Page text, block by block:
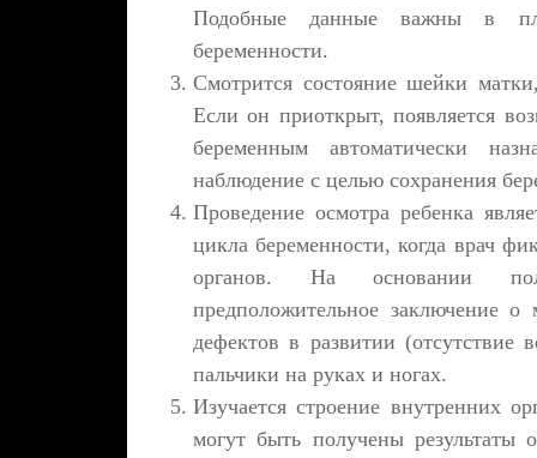
Подобные данные важны в
беременности.
Смотрится состояние шейки
Если он приоткрыт, появляется
беременным автоматически
наблюдение с целью сохранения
Проведение осмотра ребенка
цикла беременности, когда врач
органов. На основании
предположительное заключение
дефектов в развитии
пальчики на руках и ногах.
Изучается строение внутренних
могут быть получены